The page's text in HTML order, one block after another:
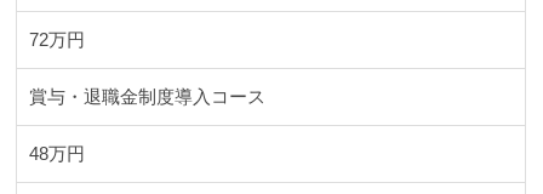
72万円
賞与・退職金制度導入コース
48万円